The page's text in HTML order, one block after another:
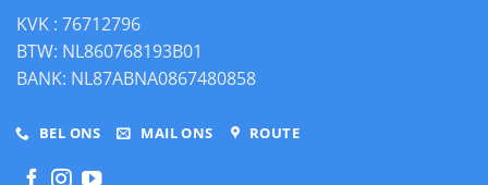
KVK : 76712796
BTW: NL860768193B01
BANK: NL87ABNA0867480858
BEL ONS MAIL ONS ROUTE